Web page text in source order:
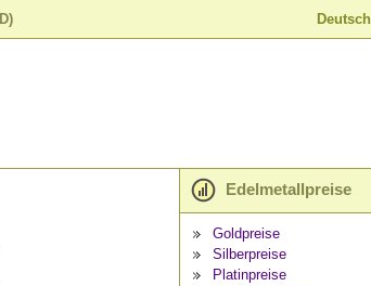
Deutsch
Edelmetallpreise
Goldpreise
Silberpreise
Platinpreise